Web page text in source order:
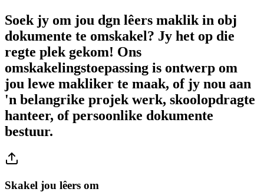
Soek jy om jou dgn lêers maklik in obj
dokumente te omskakel? Jy het op die
regte plek gekom! Ons
omskakelingstoepassing is ontwerp om
jou lewe makliker te maak, of jy nou aan
'n belangrike projek werk, skoolopdragte
hanteer, of persoonlike dokumente
bestuur.
Skakel jou lêers om